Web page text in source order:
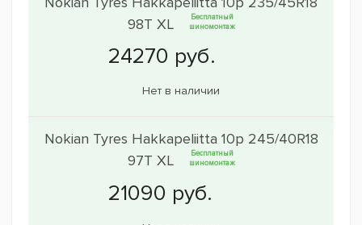
98T XL
Бесплатный
шиномонтаж
Нет в наличии
Nokian Tyres Hakkapeliitta 10p 245/40R18
97T XL
Бесплатный
шиномонтаж